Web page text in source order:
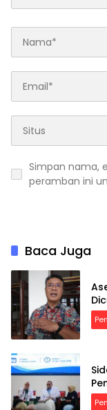
Simpan nama,
peramban ini
Baca Juga